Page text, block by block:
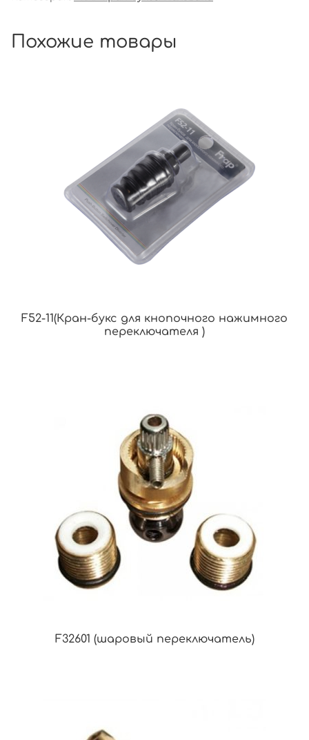
Похожие товары
F52-11(Кран-букс для кнопочного нажимного
переключателя )
F32601 (шаровый переключатель)